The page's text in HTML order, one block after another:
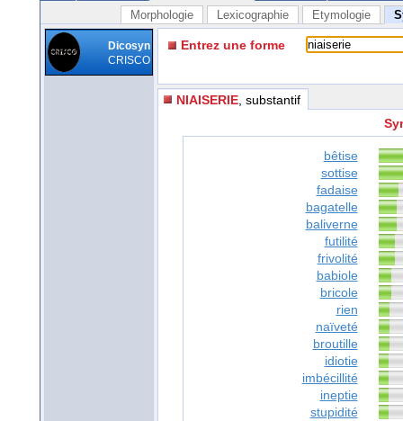
Morphologie Lexicographie Etymologie
Dicosyn
CRISCO
Entrez une forme
NIAISERIE , substantif
bêtise
sottise
fadaise
bagatelle
baliverne
futilité
frivolité
babiole
bricole
rien
naïveté
broutille
idiotie
imbécillité
ineptie
stupidité